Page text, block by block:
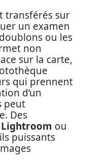
transférés sur
un examen
ou les
non
sur la carte,
qui prennent
d’un
peut
Des
ou
puissants